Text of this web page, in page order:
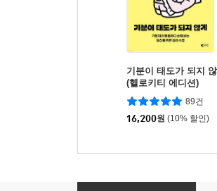
기분이 태도가 되지 않
(헬로키티 에디션)
89건
16,200원 (10% 할인)